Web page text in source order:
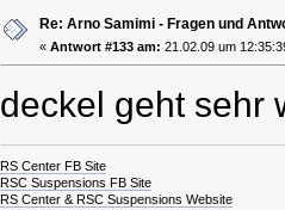
Re: Arno Samimi - Fragen und
« Antwort #133 am: 21.02.09 um
deckel geht
RS Center FB Site
RSC Suspensions FB Site
RS Center & RSC Suspensions Website